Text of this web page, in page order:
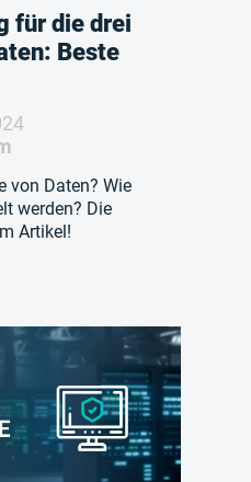
für die drei
Beste
von Daten? Wie
werden? Die
Artikel!